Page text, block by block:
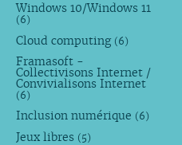
Windows 10/Windows 11
(6)
Cloud computing (6)
Framasoft -
Collectivisons Internet /
Convivialisons Internet
(6)
Inclusion numérique (6)
Jeux libres (5)